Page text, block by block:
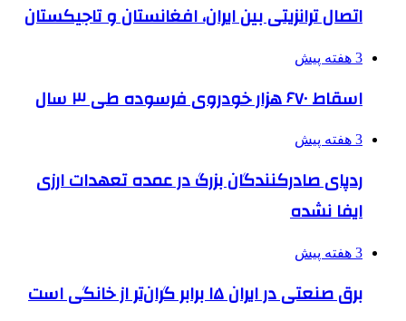
اتصال ترانزیتی بین ایران، افغانستان و تاجیکستان
3 هفته پیش
اسقاط ۶۷۰ هزار خودروی فرسوده طی ۳ سال
3 هفته پیش
ردپای صادرکنندگان بزرگ در عمده تعهدات ارزی
ایفا نشده
3 هفته پیش
برق صنعتی در ایران ۱۵ برابر گران‌تر از خانگی است